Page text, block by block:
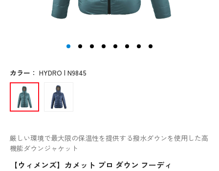
厳しい環境で最大限の保温性を提供する撥水ダウンを使用した高
機能ダウンジャケット
【ウィメンズ】カメット プロ ダウン フーディ
カラー ： HYDRO | N9845